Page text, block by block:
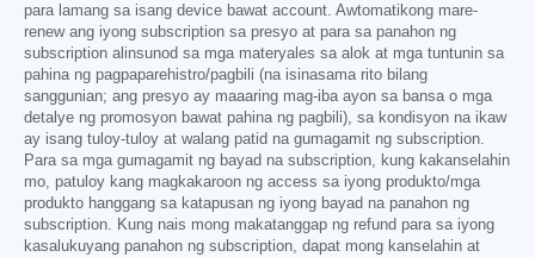
para lamang sa isang device bawat account. Awtomatikong mare-
renew ang iyong subscription sa presyo at para sa panahon ng
subscription alinsunod sa mga materyales sa alok at mga tuntunin sa
pahina ng pagpaparehistro/pagbili (na isinasama rito bilang
sanggunian; ang presyo ay maaaring mag-iba ayon sa bansa o mga
detalye ng promosyon bawat pahina ng pagbili), sa kondisyon na ikaw
ay isang tuloy-tuloy at walang patid na gumagamit ng subscription.
Para sa mga gumagamit ng bayad na subscription, kung kakanselahin
mo, patuloy kang magkakaroon ng access sa iyong produkto/mga
produkto hanggang sa katapusan ng iyong bayad na panahon ng
subscription. Kung nais mong makatanggap ng refund para sa iyong
kasalukuyang panahon ng subscription, dapat mong kanselahin at